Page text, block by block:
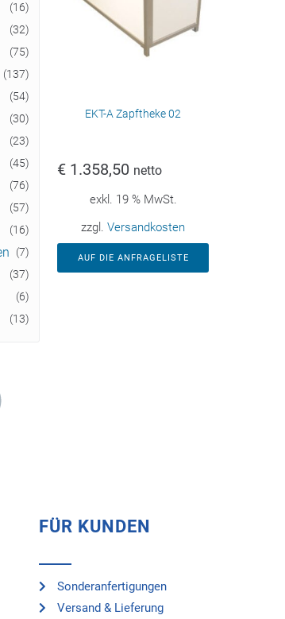
EKT-A Zapftheke 02
€ 1.358,50 netto
exkl. 19 % MwSt.
zzgl. Versandkosten
AUF DIE ANFRAGELISTE
(16)
(32)
(75)
(137)
(54)
(30)
(23)
(45)
(76)
(57)
(16)
(7)
(37)
(6)
(13)
FÜR KUNDEN
Sonderanfertigungen
Versand & Lieferung